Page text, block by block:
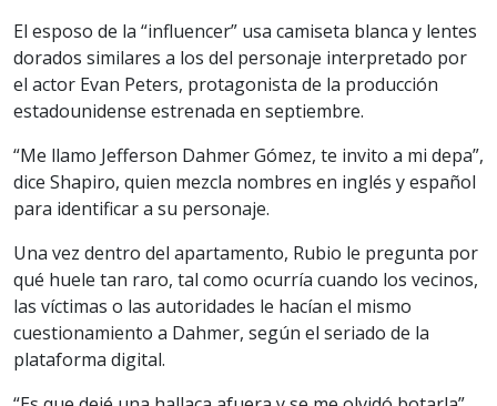
El esposo de la “influencer” usa camiseta blanca y lentes
dorados similares a los del personaje interpretado por
el actor Evan Peters, protagonista de la producción
estadounidense estrenada en septiembre.
“Me llamo Jefferson Dahmer Gómez, te invito a mi depa”,
dice Shapiro, quien mezcla nombres en inglés y español
para identificar a su personaje.
Una vez dentro del apartamento, Rubio le pregunta por
qué huele tan raro, tal como ocurría cuando los vecinos,
las víctimas o las autoridades le hacían el mismo
cuestionamiento a Dahmer, según el seriado de la
plataforma digital.